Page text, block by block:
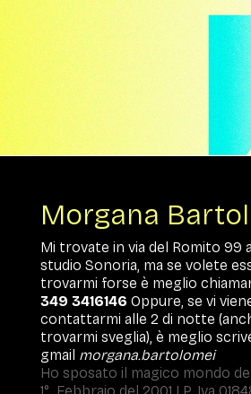
Morgana
Mi trovate in via del Romito 99
studio Sonoria, ma se volete
trovarmi forse è meglio
349 3416146 Oppure, se vi
contattarmi alle 2 di notte
trovarmi sveglia), è meglio
gmail morgana.bartolomei
Ho sposato il magico mondo